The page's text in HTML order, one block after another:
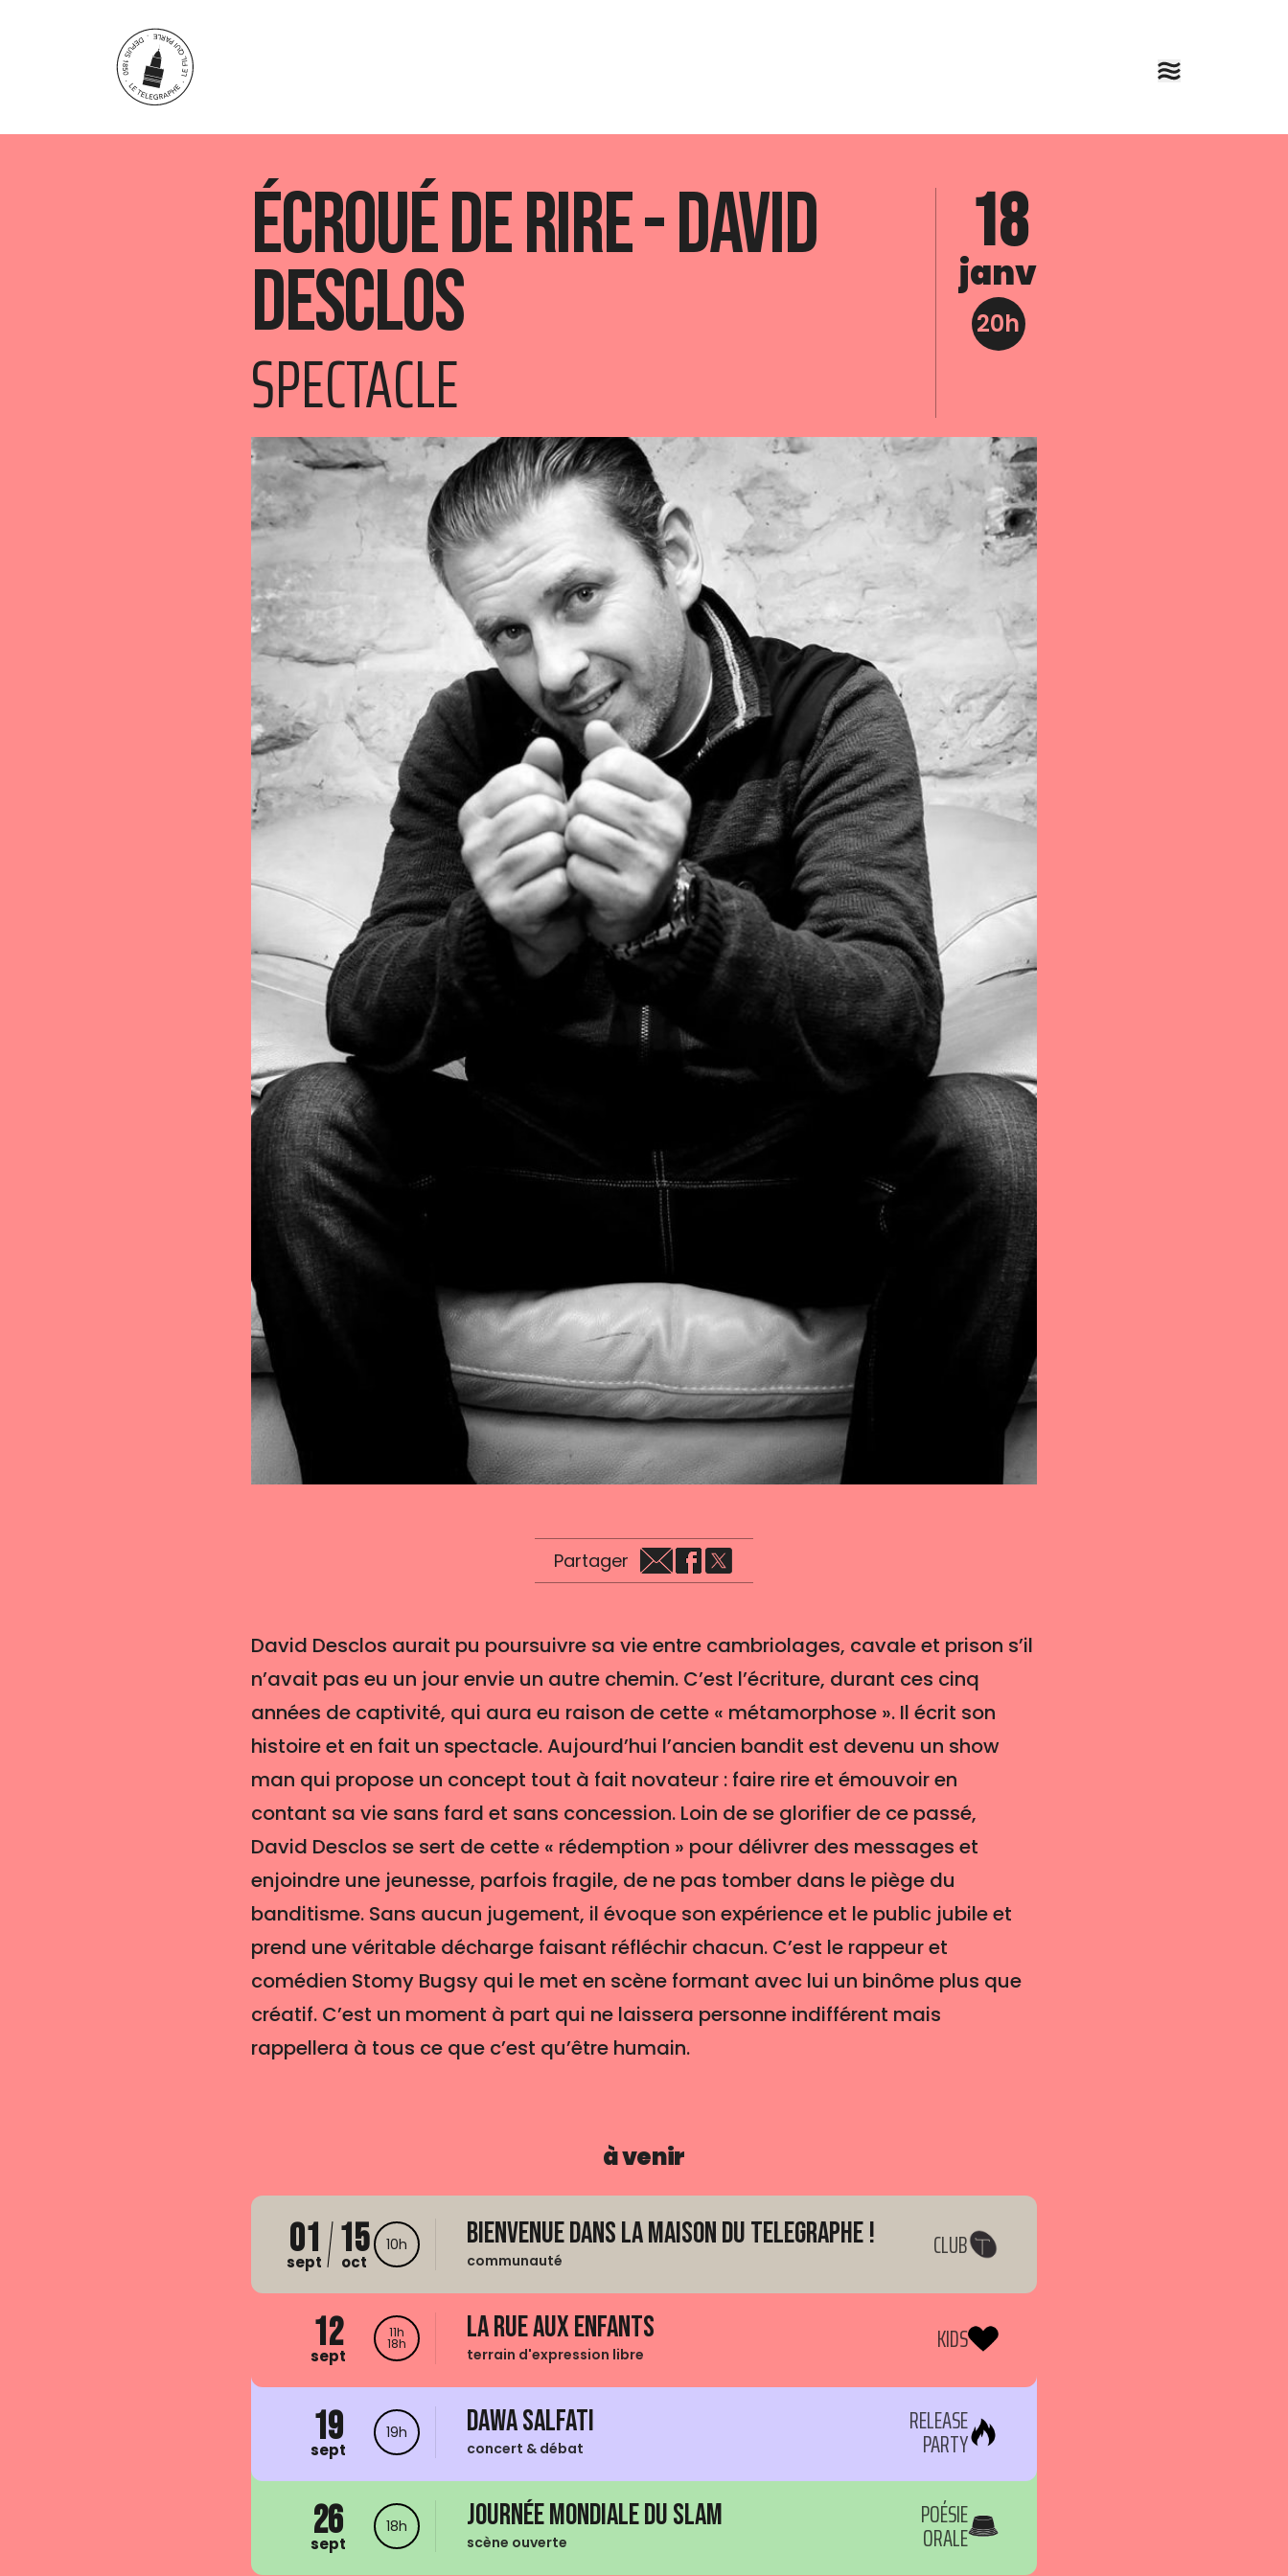
Écroué de rire - David
Desclos
SPECTACLE
18
janv
20h
Partager
David Desclos aurait pu poursuivre sa vie entre cambriolages, cavale et prison s’il
n’avait pas eu un jour envie un autre chemin. C’est l’écriture, durant ces cinq
années de captivité, qui aura eu raison de cette « métamorphose ». Il écrit son
histoire et en fait un spectacle. Aujourd’hui l’ancien bandit est devenu un show
man qui propose un concept tout à fait novateur : faire rire et émouvoir en
contant sa vie sans fard et sans concession. Loin de se glorifier de ce passé,
David Desclos se sert de cette « rédemption » pour délivrer des messages et
enjoindre une jeunesse, parfois fragile, de ne pas tomber dans le piège du
banditisme. Sans aucun jugement, il évoque son expérience et le public jubile et
prend une véritable décharge faisant réfléchir chacun. C’est le rappeur et
comédien Stomy Bugsy qui le met en scène formant avec lui un binôme plus que
créatif. C’est un moment à part qui ne laissera personne indifférent mais
rappellera à tous ce que c’est qu’être humain.
à venir
01
sept 15
oct
10h Bienvenue dans La Maison du Telegraphe !
communauté CLUB
12
sept
11h
18h La Rue aux enfants
terrain d'expression libre KIDS
19
sept
19h Dawa Salfati
concert & débat
RELEASE
PARTY
26
sept
18h Journée mondiale du Slam
scène ouverte
POÉSIE
ORALE